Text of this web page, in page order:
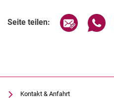
Seite teilen: Seite
Kontakt & Anfahrt